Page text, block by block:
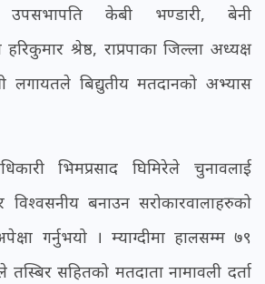
उपसभापति केबी भण्डारी, बेनी
श्रेष्ठ, राप्रपाका जिल्ला अध्यक्ष
लगायतले बिद्युतीय मतदानको अभ्यास
भिमप्रसाद घिमिरेले चुनावलाई
विश्वसनीय बनाउन सरोकारवालाहरुको
गर्नुभयो । म्याग्दीमा हालसम्म ७९
सहितको मतदाता नामावली दर्ता